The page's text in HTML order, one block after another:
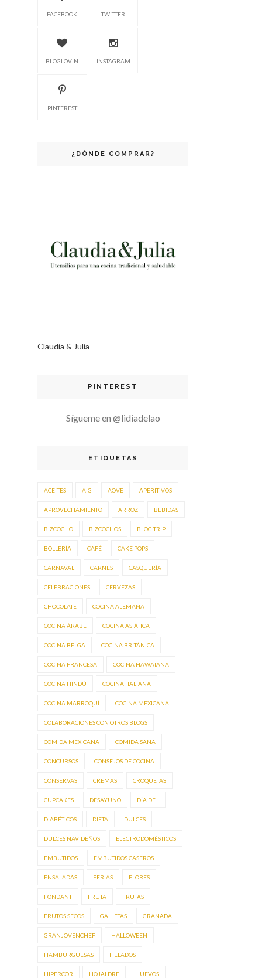
FACEBOOK TWITTER
BLOGLOVIN INSTAGRAM
PINTEREST
¿DÓNDE COMPRAR?
Claudia & Julia
PINTEREST
Sígueme en @lidiadelao
ETIQUETAS
ACEITES AIG AOVE APERITIVOS
APROVECHAMIENTO ARROZ BEBIDAS
BIZCOCHO BIZCOCHOS BLOG TRIP
BOLLERÍA CAFÉ CAKE POPS
CARNAVAL CARNES CASQUERÍA
CELEBRACIONES CERVEZAS
CHOCOLATE COCINA ALEMANA
COCINA ÁRABE COCINA ASIÁTICA
COCINA BELGA COCINA BRITÁNICA
COCINA FRANCESA COCINA HAWAIANA
COCINA HINDÚ COCINA ITALIANA
COCINA MARROQUÍ COCINA MEXICANA
COLABORACIONES CON OTROS BLOGS
COMIDA MEXICANA COMIDA SANA
CONCURSOS CONSEJOS DE COCINA
CONSERVAS CREMAS CROQUETAS
CUPCAKES DESAYUNO DÍA DE...
DIABÉTICOS DIETA DULCES
DULCES NAVIDEÑOS ELECTRODOMÉSTICOS
EMBUTIDOS EMBUTIDOS CASEROS
ENSALADAS FERIAS FLORES
FONDANT FRUTA FRUTAS
FRUTOS SECOS GALLETAS GRANADA
GRANJOVENCHEF HALLOWEEN
HAMBURGUESAS HELADOS
HIPERCOR HOJALDRE HUEVOS